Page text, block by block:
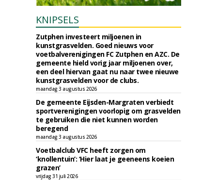
KNIPSELS
Zutphen investeert miljoenen in
kunstgrasvelden. Goed nieuws voor
voetbalverenigingen FC Zutphen en AZC. De
gemeente hield vorig jaar miljoenen over,
een deel hiervan gaat nu naar twee nieuwe
kunstgrasvelden voor de clubs.
maandag 3 augustus 2026
De gemeente Eijsden-Margraten verbiedt
sportverenigingen voorlopig om grasvelden
te gebruiken die niet kunnen worden
beregend
maandag 3 augustus 2026
Voetbalclub VFC heeft zorgen om
‘knollentuin’: ‘Hier laat je geeneens koeien
grazen’
vrijdag 31 juli 2026